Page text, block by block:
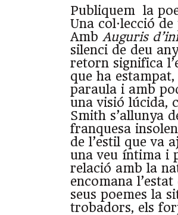
Publiquem la
Una col·lecció
Amb Auguris
silenci de deu
retorn significa
que ha
paraula i amb
una visió lúcida,
Smith s’allunya
franquesa
de l’estil que va
una veu íntima i
relació amb la
encomana
seus poemes la
trobadors, els